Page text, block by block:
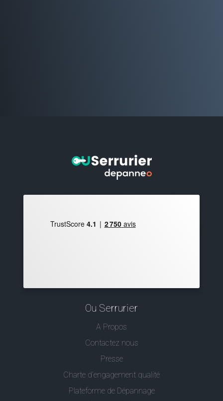
Ou Serrurier
A Propos
Contactez nous
Presse
Charte d’engagement qualité
Plateforme de Dépannage